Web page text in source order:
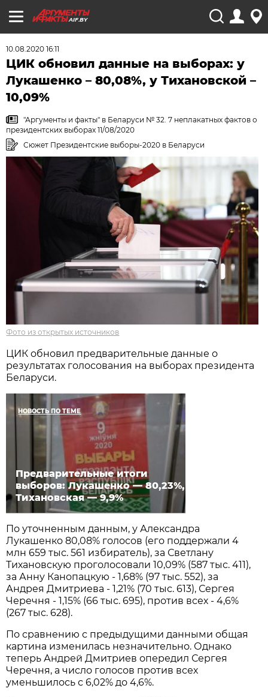
AIF.BY
10.08.2020 16:11
ЦИК обновил данные на выборах: у
Лукашенко – 80,08%, у Тихановской –
10,09%
"Аргументы и факты" в Беларуси № 32. 7 неплакатных фактов о
президентских выборах 11/08/2020
Сюжет Президентские выборы-2020 в Беларуси
Фото из открытых источников
ЦИК обновил предварительные данные о
результатах голосования на выборах президента
Беларуси.
НОВОСТЬ ПО ТЕМЕ
Предварительные итоги
выборов: Лукашенко — 80,23%,
Тихановская — 9,9%
По уточненным данным, у Александра
Лукашенко 80,08% голосов (его поддержали 4
млн 659 тыс. 561 избиратель), за Светлану
Тихановскую проголосовали 10,09% (587 тыс. 411),
за Анну Канопацкую - 1,68% (97 тыс. 552), за
Андрея Дмитриева - 1,21% (70 тыс. 613), Сергея
Черечня - 1,15% (66 тыс. 695), против всех - 4,6%
(267 тыс. 628).
По сравнению с предыдущими данными общая
картина изменилась незначительно. Однако
теперь Андрей Дмитриев опередил Сергея
Черечня, а число голосов против всех
уменьшилось с 6,02% до 4,6%.